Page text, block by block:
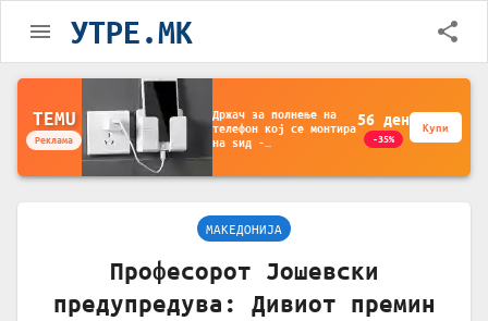
УТРЕ.MK
TEMU
Реклама
Држач за полнење на
телефон кој се монтира
на ѕид -
за чување на покрај
56 ден
-35%
Купи
МАКЕДОНИЈА
Професорот Јошевски
предупредува: Дивиот премин